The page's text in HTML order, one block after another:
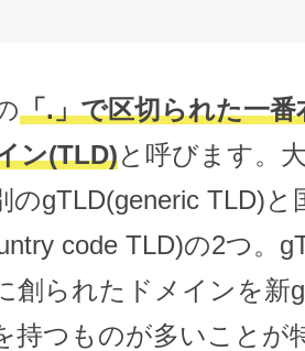
「.」で区切られた一
ン(TLD)と呼びます。
のgTLD(generic TLD)と
code TLD)の2つ。
創られたドメインを新
持つものが多いことが